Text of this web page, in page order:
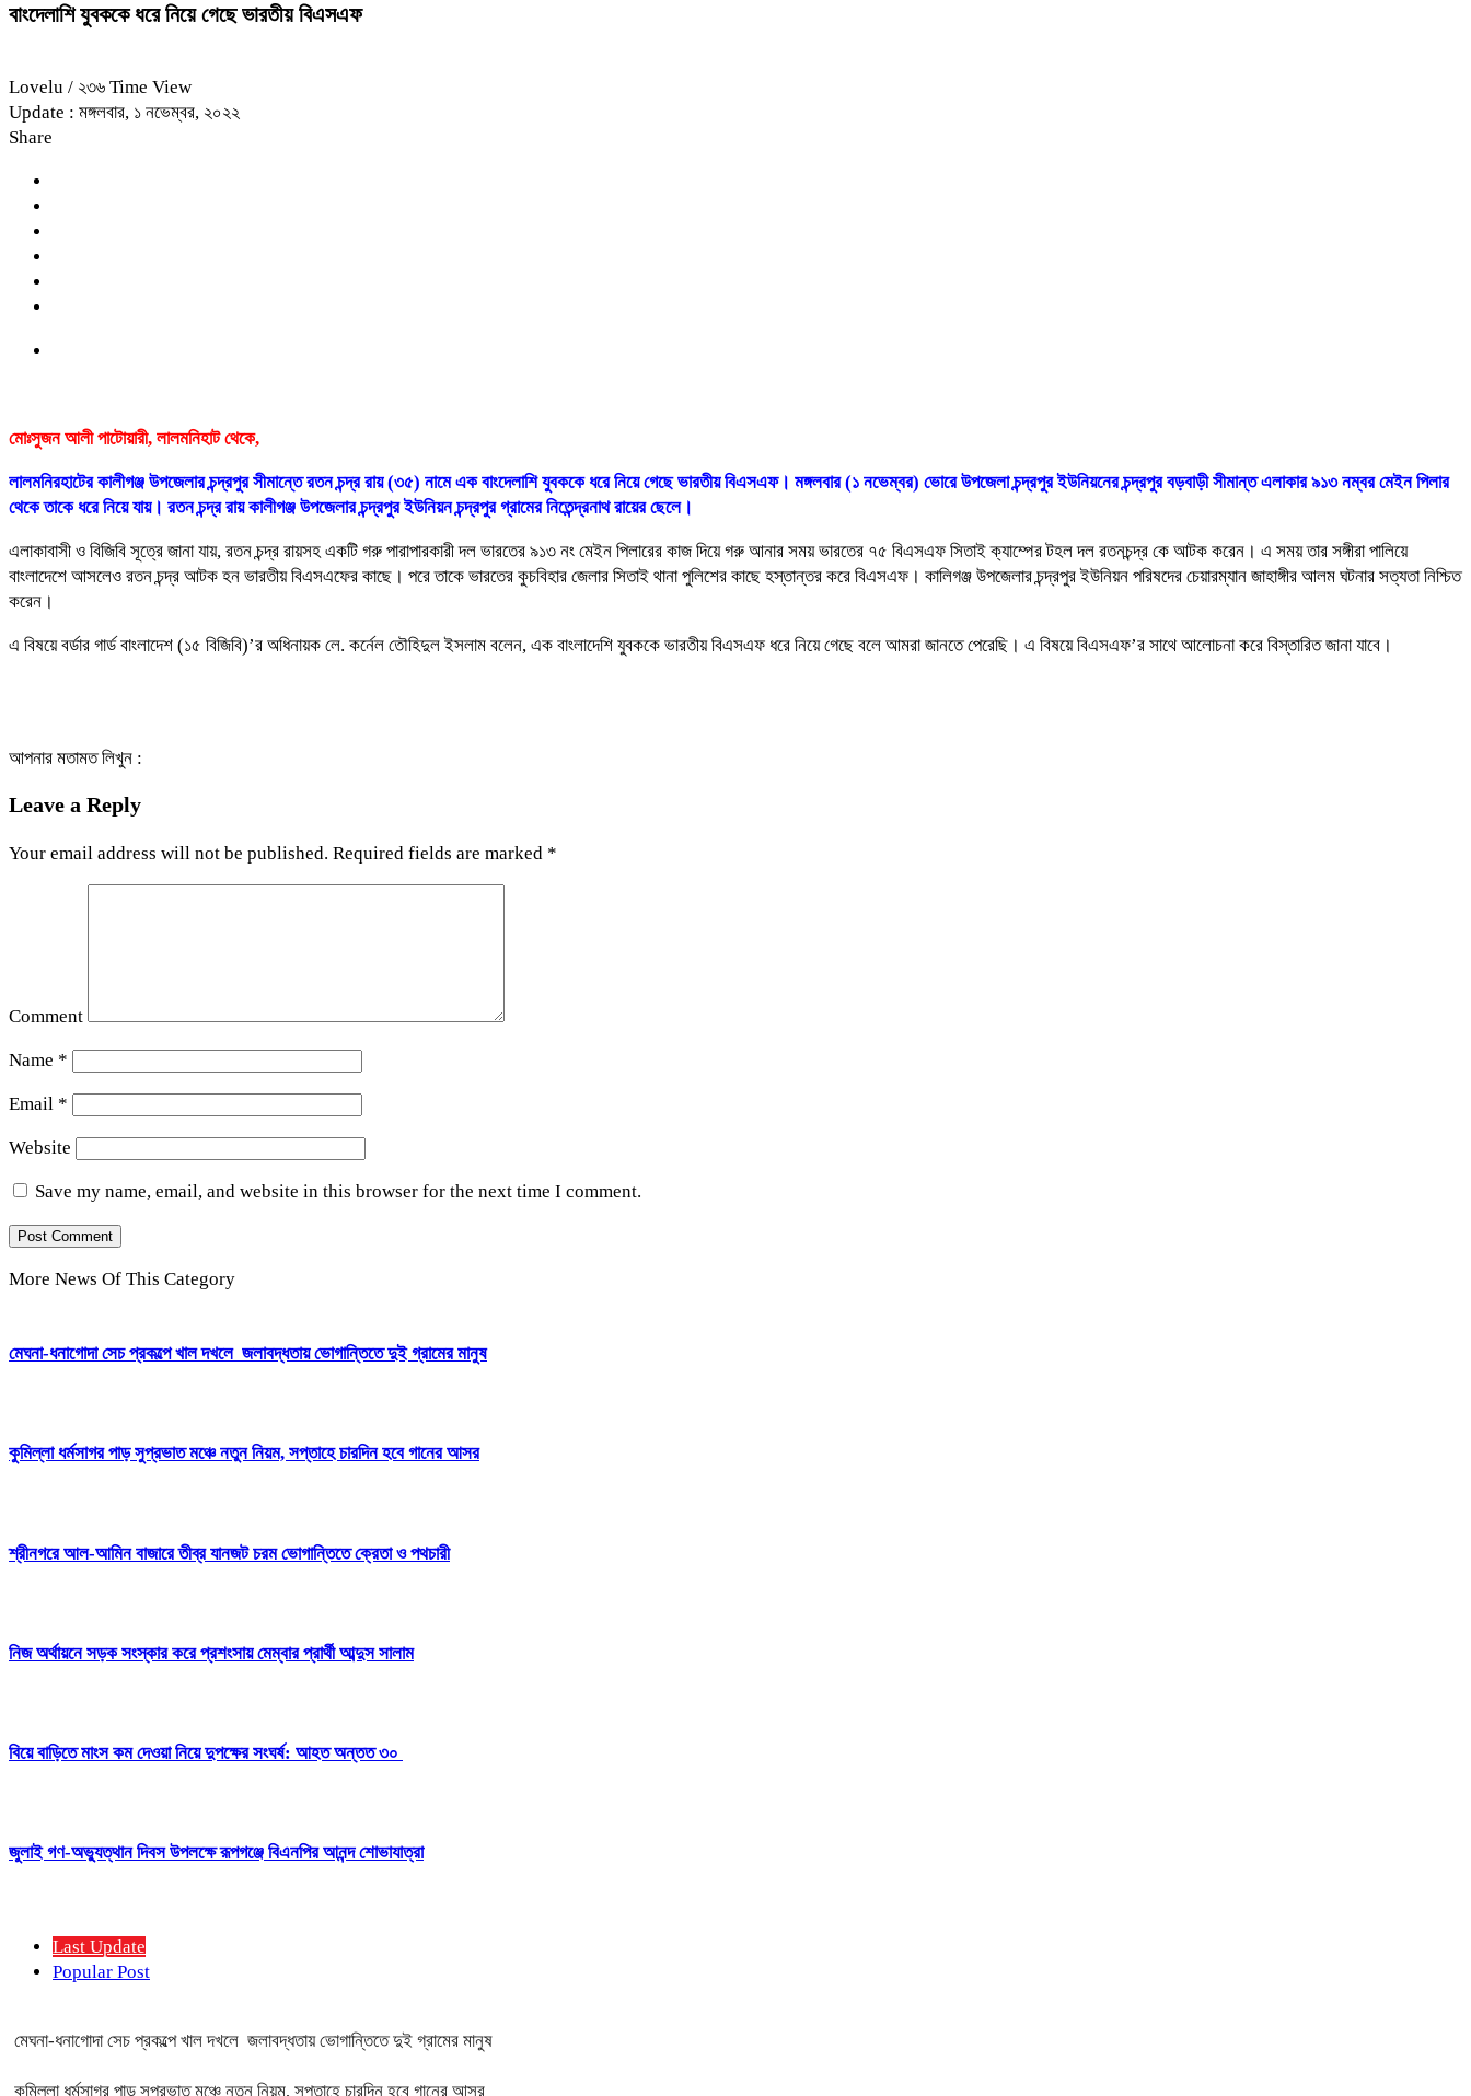
বাংদেলাশি যুবককে ধরে নিয়ে গেছে ভারতীয় বিএসএফ
Lovelu / ২৩৬ Time View
Update : মঙ্গলবার, ১ নভেম্বর, ২০২২
Share
মোঃসুজন আলী পাটোয়ারী, লালমনিহাট থেকে,
লালমনিরহাটের কালীগঞ্জ উপজেলার চন্দ্রপুর সীমান্তে রতন চন্দ্র রায় (৩৫) নামে এক বাংদেলাশি যুবককে ধরে নিয়ে গেছে ভারতীয় বিএসএফ। মঙ্গলবার (১ নভেম্বর) ভোরে উপজেলা চন্দ্রপুর ইউনিয়নের চন্দ্রপুর বড়বাড়ী সীমান্ত এলাকার ৯১৩ নম্বর মেইন পিলার
থেকে তাকে ধরে নিয়ে যায়। রতন চন্দ্র রায় কালীগঞ্জ উপজেলার চন্দ্রপুর ইউনিয়ন চন্দ্রপুর গ্রামের নিতেন্দ্রনাথ রায়ের ছেলে।
এলাকাবাসী ও বিজিবি সূত্রে জানা যায়, রতন চন্দ্র রায়সহ একটি গরু পারাপারকারী দল ভারতের ৯১৩ নং মেইন পিলারের কাজ দিয়ে গরু আনার সময় ভারতের ৭৫ বিএসএফ সিতাই ক্যাম্পের টহল দল রতনচন্দ্র কে আটক করেন। এ সময় তার সঙ্গীরা পালিয়ে
বাংলাদেশে আসলেও রতন চন্দ্র আটক হন ভারতীয় বিএসএফের কাছে। পরে তাকে ভারতের কুচবিহার জেলার সিতাই থানা পুলিশের কাছে হস্তান্তর করে বিএসএফ। কালিগঞ্জ উপজেলার চন্দ্রপুর ইউনিয়ন পরিষদের চেয়ারম্যান জাহাঙ্গীর আলম ঘটনার সত্যতা নিশ্চিত
করেন।
এ বিষয়ে বর্ডার গার্ড বাংলাদেশ (১৫ বিজিবি)’র অধিনায়ক লে. কর্নেল তৌহিদুল ইসলাম বলেন, এক বাংলাদেশি যুবককে ভারতীয় বিএসএফ ধরে নিয়ে গেছে বলে আমরা জানতে পেরেছি। এ বিষয়ে বিএসএফ’র সাথে আলোচনা করে বিস্তারিত জানা যাবে।
আপনার মতামত লিখুন :
Leave a Reply
Your email address will not be published. Required fields are marked *
Comment
Name *
Email *
Website
Save my name, email, and website in this browser for the next time I comment.
More News Of This Category
মেঘনা-ধনাগোদা সেচ প্রকল্পে খাল দখলে জলাবদ্ধতায় ভোগান্তিতে দুই গ্রামের মানুষ
কুমিল্লা ধর্মসাগর পাড় সুপ্রভাত মঞ্চে নতুন নিয়ম, সপ্তাহে চারদিন হবে গানের আসর
শ্রীনগরে আল-আমিন বাজারে তীব্র যানজট চরম ভোগান্তিতে ক্রেতা ও পথচারী
নিজ অর্থায়নে সড়ক সংস্কার করে প্রশংসায় মেম্বার প্রার্থী আব্দুস সালাম
বিয়ে বাড়িতে মাংস কম দেওয়া নিয়ে দুপক্ষের সংঘর্ষ: আহত অন্তত ৩০ ​
জুলাই গণ-অভ্যুত্থান দিবস উপলক্ষে রূপগঞ্জে বিএনপির আনন্দ শোভাযাত্রা
Last Update
Popular Post
মেঘনা-ধনাগোদা সেচ প্রকল্পে খাল দখলে জলাবদ্ধতায় ভোগান্তিতে দুই গ্রামের মানুষ
কুমিল্লা ধর্মসাগর পাড় সুপ্রভাত মঞ্চে নতুন নিয়ম, সপ্তাহে চারদিন হবে গানের আসর